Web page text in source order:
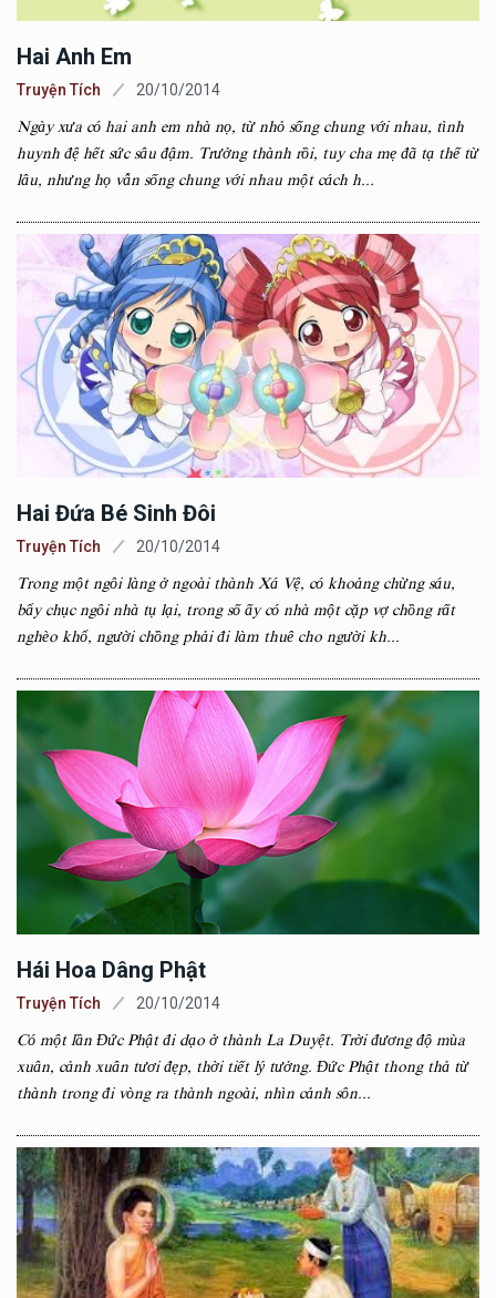
Hai Anh Em
Truyện Tích 20/10/2014
Ngày xưa có hai anh em nhà nọ, từ nhỏ sống chung với nhau, tình
huynh đệ hết sức sâu đậm. Trưởng thành rồi, tuy cha mẹ đã tạ thế từ
lâu, nhưng họ vẫn sống chung với nhau một cách h...
Hai Đứa Bé Sinh Đôi
Truyện Tích 20/10/2014
Trong một ngôi làng ở ngoài thành Xá Vệ, có khoảng chừng sáu,
bẩy chục ngôi nhà tụ lại, trong số ấy có nhà một cặp vợ chồng rất
nghèo khổ, người chồng phải đi làm thuê cho người kh...
Hái Hoa Dâng Phật
Truyện Tích 20/10/2014
Có một lần Đức Phật đi dạo ở thành La Duyệt. Trời đương độ mùa
xuân, cảnh xuân tươi đẹp, thời tiết lý tưởng. Đức Phật thong thả từ
thành trong đi vòng ra thành ngoài, nhìn cảnh sôn...